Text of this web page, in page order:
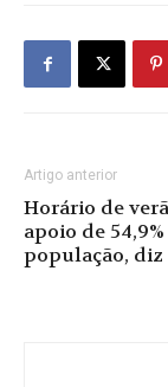
Artigo anterior
Horário de
apoio de
população,